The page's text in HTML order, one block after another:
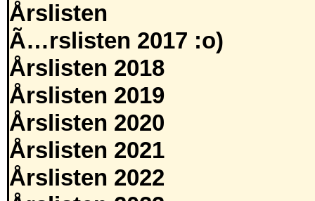
Årslisten
Ã…rslisten 2017 :o)
Årslisten 2018
Årslisten 2019
Årslisten 2020
Årslisten 2021
Årslisten 2022